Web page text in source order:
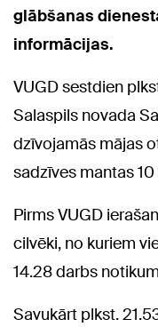
glābšanas
informācijas.
VUGD sestdien
Salaspils novada
dzīvojamās mājas
sadzīves mantas
Pirms VUGD
cilvēki, no kuriem
14.28 darbs
Savukārt plkst.